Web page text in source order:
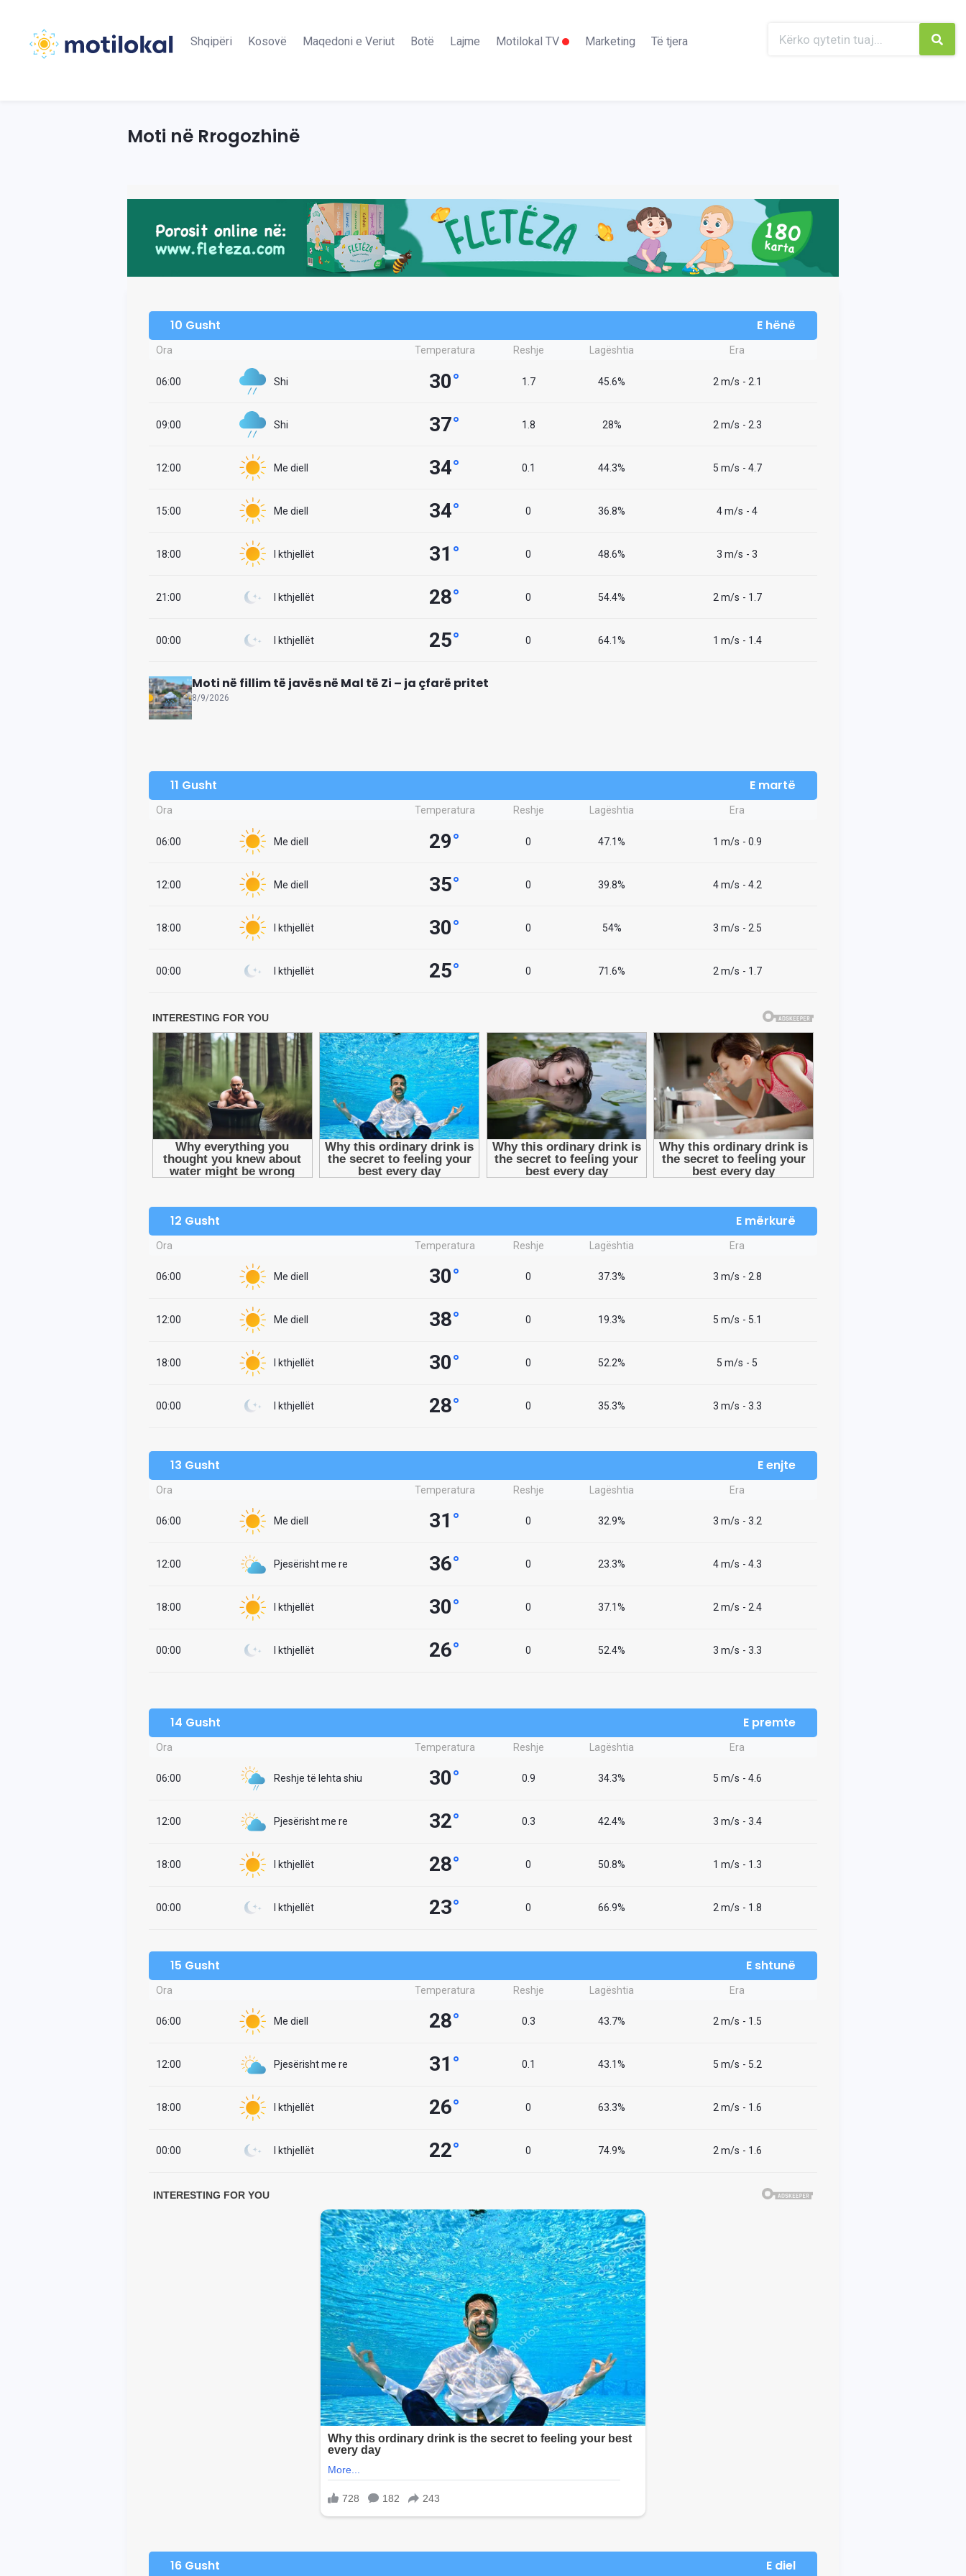
Shqipëri Kosovë Maqedoni e Veriut Botë Lajme Motilokal TV Marketing Të tjera
Moti në Rrogozhinë
10 Gusht E hënë
Ora Temperatura Reshje Lagështia Era
06:00 Shi 30° 1.7 45.6% 2 m/s - 2.1
09:00 Shi 37° 1.8 28% 2 m/s - 2.3
12:00 Me diell 34° 0.1 44.3% 5 m/s - 4.7
15:00 Me diell 34° 0 36.8% 4 m/s - 4
18:00 I kthjellët 31 ° 0 48.6% 3 m/s - 3
21:00 I kthjellët 28° 0 54.4% 2 m/s - 1.7
00:00 I kthjellët 25° 0 64.1% 1 m/s - 1.4
Moti në fillim të javës në Mal të Zi – ja çfarë pritet
8/9/2026
11 Gusht E martë
Ora Temperatura Reshje Lagështia Era
06:00 Me diell 29° 0 47.1% 1 m/s - 0.9
12:00 Me diell 35° 0 39.8% 4 m/s - 4.2
18:00 I kthjellët 30° 0 54% 3 m/s - 2.5
00:00 I kthjellët 25° 0 71.6% 2 m/s - 1.7
12 Gusht E mërkurë
Ora Temperatura Reshje Lagështia Era
06:00 Me diell 30° 0 37.3% 3 m/s - 2.8
12:00 Me diell 38° 0 19.3% 5 m/s - 5.1
18:00 I kthjellët 30° 0 52.2% 5 m/s - 5
00:00 I kthjellët 28° 0 35.3% 3 m/s - 3.3
13 Gusht E enjte
Ora Temperatura Reshje Lagështia Era
06:00 Me diell 31 ° 0 32.9% 3 m/s - 3.2
12:00 Pjesërisht me re 36° 0 23.3% 4 m/s - 4.3
18:00 I kthjellët 30° 0 37.1% 2 m/s - 2.4
00:00 I kthjellët 26° 0 52.4% 3 m/s - 3.3
14 Gusht E premte
Ora Temperatura Reshje Lagështia Era
06:00 Reshje të lehta shiu 30° 0.9 34.3% 5 m/s - 4.6
12:00 Pjesërisht me re 32° 0.3 42.4% 3 m/s - 3.4
18:00 I kthjellët 28° 0 50.8% 1 m/s - 1.3
00:00 I kthjellët 23° 0 66.9% 2 m/s - 1.8
15 Gusht E shtunë
Ora Temperatura Reshje Lagështia Era
06:00 Me diell 28° 0.3 43.7% 2 m/s - 1.5
12:00 Pjesërisht me re 31 ° 0.1 43.1% 5 m/s - 5.2
18:00 I kthjellët 26° 0 63.3% 2 m/s - 1.6
00:00 I kthjellët 22° 0 74.9% 2 m/s - 1.6
16 Gusht E diel